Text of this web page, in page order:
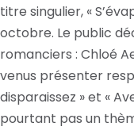
titre singulier, «
octobre. Le public
romanciers : Chloé
venus présenter
disparaissez » et «
pourtant pas un